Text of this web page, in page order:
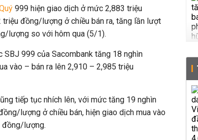
999 hiện giao dịch ở mức 2,883 triệu
đồng/lượng ở chiều bán ra, tăng lần lượt
lượng so với hôm qua (5/1).
999 của Sacombank tăng 18 nghìn
vào – bán ra lên 2,910 – 2,985 triệu
tiếp tục nhích lên, với mức tăng 19 nghìn
lượng ở chiều bán, hiện giao dịch mua vào
đồng/lượng.